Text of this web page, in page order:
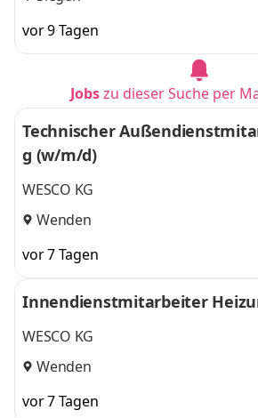
vor 9 Tagen
Jobszu dieser Suche per
Technischer
g (w/m/d)
WESCO KG
Wenden
vor 7 Tagen
Innendienstmitarbeiter
WESCO KG
Wenden
vor 7 Tagen